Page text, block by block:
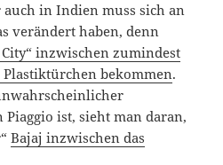
in Indien muss sich an
verändert haben, denn
City“ inzwischen zumindest
bekommen.
Piaggio ist, sieht man daran,
Bajaj inzwischen das